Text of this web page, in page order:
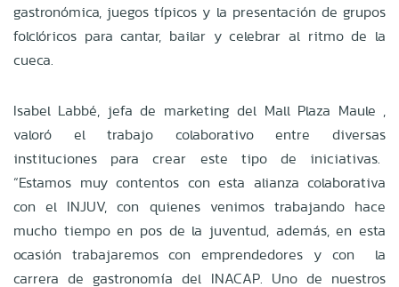
gastronómica, juegos típicos y la presentación de grupos
folclóricos para cantar, bailar y celebrar al ritmo de la
cueca.
Isabel Labbé, jefa de marketing del Mall Plaza Maule ,
valoró el trabajo colaborativo entre diversas
instituciones para crear este tipo de iniciativas.
“Estamos muy contentos con esta alianza colaborativa
con el INJUV, con quienes venimos trabajando hace
mucho tiempo en pos de la juventud, además, en esta
ocasión trabajaremos con emprendedores y con la
carrera de gastronomía del INACAP. Uno de nuestros